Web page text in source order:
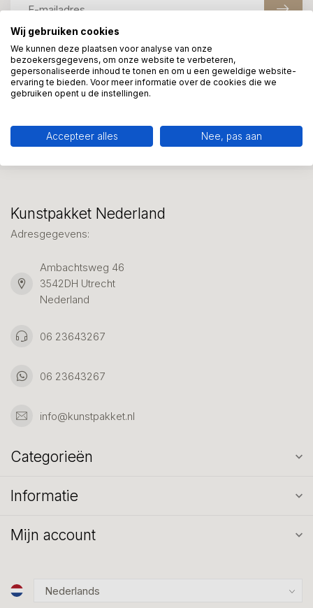
Meer informatie?
We helpen graag met uw keuze of geven advies, bel of app
ons 7 dagen per week: 06-23643267
Klantenservice
Kunstpakket Nederland
Adresgegevens:
Ambachtsweg 46
3542DH Utrecht
Nederland
06 23643267
06 23643267
info@kunstpakket.nl
Categorieën
Informatie
Mijn account
Wij gebruiken cookies
We kunnen deze plaatsen voor analyse van onze
bezoekersgegevens, om onze website te verbeteren,
gepersonaliseerde inhoud te tonen en om u een geweldige website-
ervaring te bieden. Voor meer informatie over de cookies die we
gebruiken opent u de instellingen.
Accepteer alles Nee, pas aan